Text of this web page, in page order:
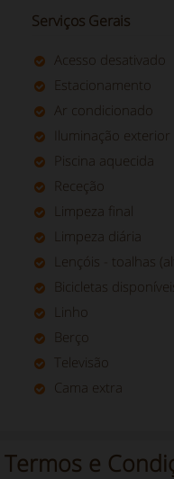
Serviços Gerais
Acesso desativado
Estacionamento
Ar condicionado
Iluminação exterior
Piscina aquecida
Receção
Limpeza final
Limpeza diária
Lençóis - toalhas
Bicicletas
Linho
Berço
Televisão
Cama extra
Termos e